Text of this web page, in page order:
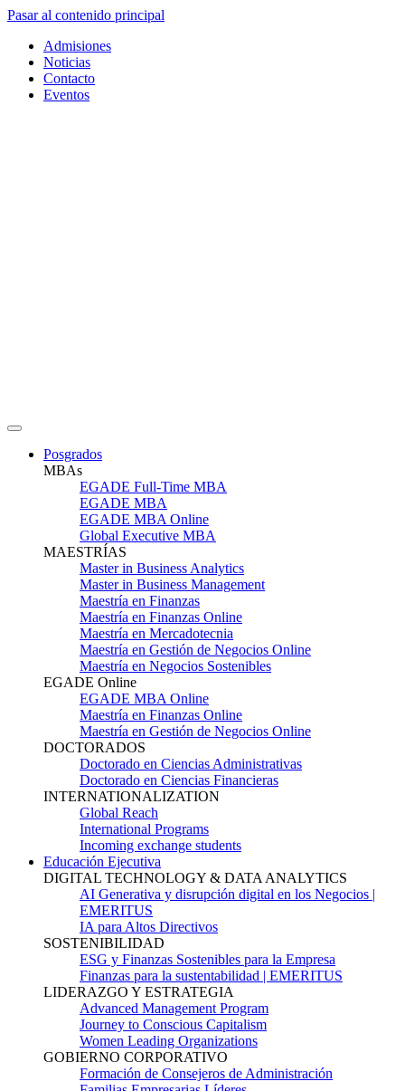
Pasar al contenido principal
Admisiones
Noticias
Contacto
Eventos
Posgrados
MBAs
EGADE Full-Time MBA
EGADE MBA
EGADE MBA Online
Global Executive MBA
MAESTRÍAS
Master in Business Analytics
Master in Business Management
Maestría en Finanzas
Maestría en Finanzas Online
Maestría en Mercadotecnia
Maestría en Gestión de Negocios Online
Maestría en Negocios Sostenibles
EGADE Online
EGADE MBA Online
Maestría en Finanzas Online
Maestría en Gestión de Negocios Online
DOCTORADOS
Doctorado en Ciencias Administrativas
Doctorado en Ciencias Financieras
INTERNATIONALIZATION
Global Reach
International Programs
Incoming exchange students
Educación Ejecutiva
DIGITAL TECHNOLOGY & DATA ANALYTICS
AI Generativa y disrupción digital en los Negocios |
EMERITUS
IA para Altos Directivos
SOSTENIBILIDAD
ESG y Finanzas Sostenibles para la Empresa
Finanzas para la sustentabilidad | EMERITUS
LIDERAZGO Y ESTRATEGIA
Advanced Management Program
Journey to Conscious Capitalism
Women Leading Organizations
GOBIERNO CORPORATIVO
Formación de Consejeros de Administración